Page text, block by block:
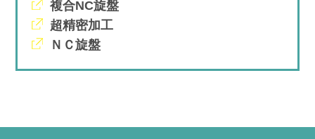
複合NC旋盤
超精密加工
ＮＣ旋盤